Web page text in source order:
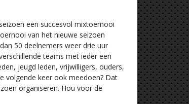
een succesvol mixtoernooi
van het nieuwe seizoen
50 deelnemers weer drie uur
teams met ieder een
jeugd leden, vrijwilligers, ouders,
volgende keer ook meedoen? Dat
organiseren. Hou voor de